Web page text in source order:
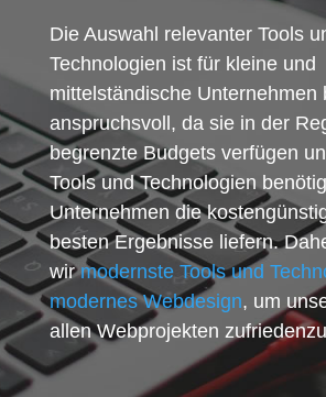
Die Auswahl relevanter Tools
Technologien ist für kleine und
mittelständische Unternehmen
anspruchsvoll, da sie in der
begrenzte Budgets verfügen
Tools und Technologien
Unternehmen die
besten Ergebnisse liefern.
wirmodernste Tools und
modernes Webdesign, um
allen Webprojekten